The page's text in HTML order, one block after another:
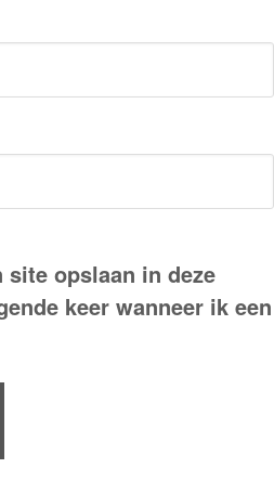
site opslaan in deze
keer wanneer ik een